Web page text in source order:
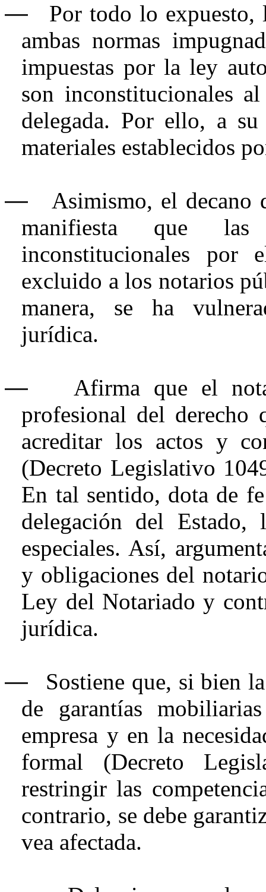
―
Por todo lo expuesto,
ambas normas
impuestas por la ley
son inconstitucionales
delegada. Por ello, a
materiales establecidos
―
Asimismo, el decano
manifiesta que las
inconstitucionales
excluido a los notarios
manera, se ha
jurídica.
―
Afirma que el
profesional del derecho
acreditar los actos y
(Decreto Legislativo
En tal sentido, dota de
delegación del
especiales. Así,
y obligaciones del
Ley del Notariado y
jurídica.
―
Sostiene que, si bien
de garantías
empresa y en la
formal (Decreto
restringir las
contrario, se debe
vea afectada.